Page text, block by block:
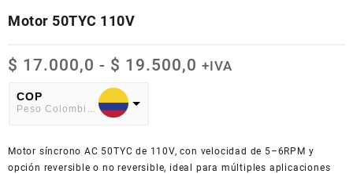
Motor 50TYC 110V
$ 17.000,0 - $ 19.500,0 Rango
hasta
$ 19.500,0
+IVA
COP
American Dollar
Motor síncrono AC 50TYC de 110V, con velocidad de 5–6RPM y
opción reversible o no reversible, ideal para múltiples aplicaciones